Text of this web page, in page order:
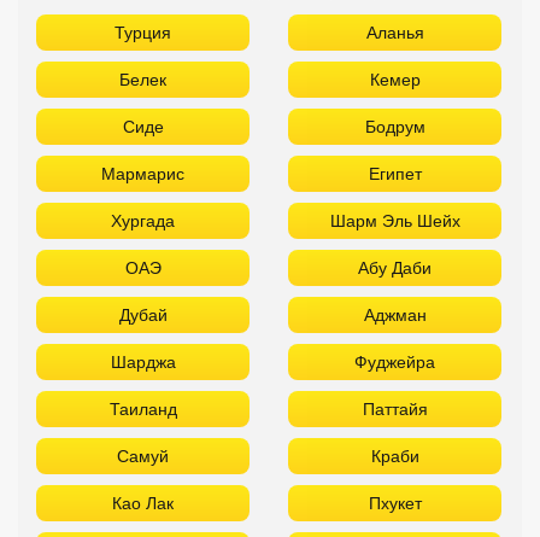
Турция Аланья
Белек Кемер
Сиде Бодрум
Мармарис Египет
Хургада Шарм Эль Шейх
ОАЭ Абу Даби
Дубай Аджман
Шарджа Фуджейра
Таиланд Паттайя
Самуй Краби
Као Лак Пхукет